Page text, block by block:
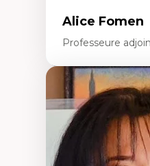
Alice Fomen
Professeure
Expertises
Acceptabilité,
technologies
Technologies
Insertion
personnel
Construction